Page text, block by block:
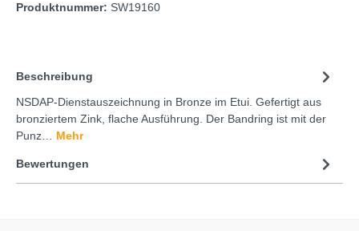
Produktnummer: SW19160
Beschreibung
NSDAP-Dienstauszeichnung in Bronze im Etui. Gefertigt aus
bronziertem Zink, flache Ausführung. Der Bandring ist mit der
Punz… Mehr
Bewertungen